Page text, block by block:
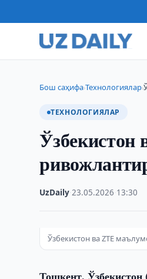
Бош саҳифа›Технологиялар›
ТЕХНОЛОГИЯЛАР
UzDaily ·23.05.2026 13:30
Ўзбекистон ва ZТE